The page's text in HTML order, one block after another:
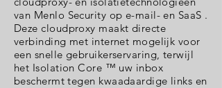
van Menlo Security op e-mail- en SaaS .
Deze cloudproxy maakt directe
verbinding met internet mogelijk voor
een snelle gebruikerservaring, terwijl
het Isolation Core ™ uw inbox
beschermt tegen kwaadaardige links en